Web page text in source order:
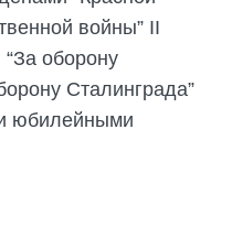
войны” II
оборону
Сталинграда”
юбилейными